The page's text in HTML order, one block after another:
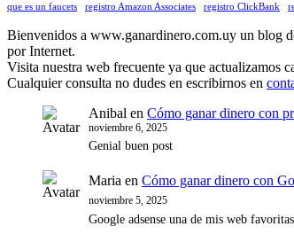
que es un faucets
registro Amazon Associates registro ClickBank
Bienvenidos a www.ganardinero.com.uy un blog
por Internet.
Visita nuestra web frecuente ya que actualizamos
Cualquier consulta no dudes en escribirnos en
Anibal en Cómo ganar dinero con
noviembre 6, 2025
Genial buen post
Maria en Cómo ganar dinero con
noviembre 5, 2025
Google adsense una de mis web